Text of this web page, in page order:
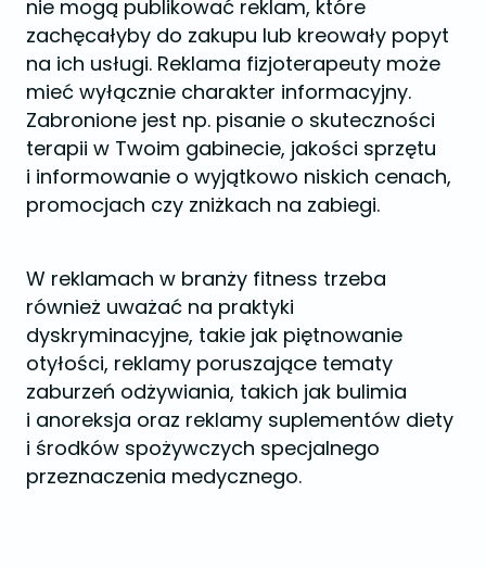
nie mogą publikować reklam, które
zachęcałyby do zakupu lub kreowały popyt
na ich usługi. Reklama fizjoterapeuty może
mieć wyłącznie charakter informacyjny.
Zabronione jest np. pisanie o skuteczności
terapii w Twoim gabinecie, jakości sprzętu
i informowanie o wyjątkowo niskich cenach,
promocjach czy zniżkach na zabiegi.
W reklamach w branży fitness trzeba
również uważać na praktyki
dyskryminacyjne, takie jak piętnowanie
otyłości, reklamy poruszające tematy
zaburzeń odżywiania, takich jak bulimia
i anoreksja oraz reklamy suplementów diety
i środków spożywczych specjalnego
przeznaczenia medycznego.